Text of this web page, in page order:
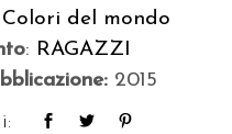
Colori del mondo
: RAGAZZI
2015